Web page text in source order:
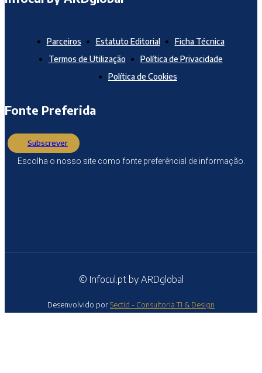
Parceiros Estatuto Editorial
Ficha Técnica
Termos de Utilização
Política de Privacidade
Política de Cookies
Fonte Preferida
Subscrever
Escolha o nosso site como fonte preferêncial de informação.
© Infocul.pt by ARDglobal
Desenvolvido porSectid - Consultoria TI & Design